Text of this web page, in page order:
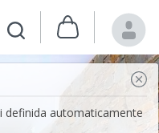
definida automaticamente